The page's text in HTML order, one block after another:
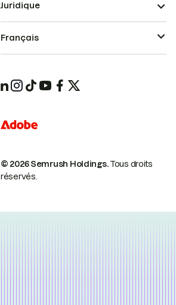
© 2026 Semrush Holdings.Tous droits
réservés.
Juridique
Français